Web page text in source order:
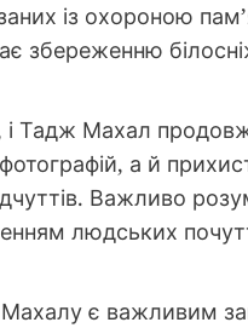
із охороною
збереженню
і Тадж Махал
а й
Важливо
людських
є важливим